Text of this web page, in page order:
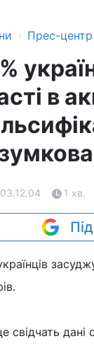
› Прес-центр
в
1 хв.
свідчать дані